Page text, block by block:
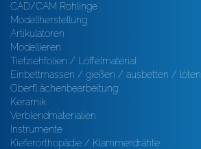
CAD/CAM Rohlinge
Modellherstellung
Artikulatoren
Modellieren
Tiefziehfolien / Löffelmaterial
Einbettmassen / gießen / ausbetten / löten
Oberfl ächenbearbeitung
Keramik
Verblendmaterialien
Instrumente
Kieferorthopädie / Klammerdrähte